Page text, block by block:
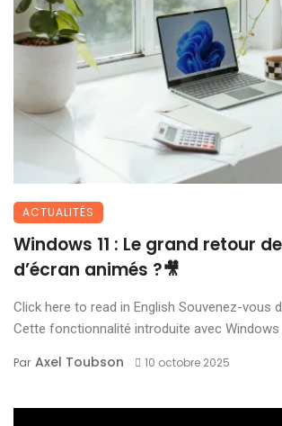
ACTUALITÉS
Windows 11 : Le grand retour
d’écran animés ?🎥
Click here to read in English Souvenez-vous
Cette fonctionnalité introduite avec Windows
Par Axel Toubson 10 octobre 2025